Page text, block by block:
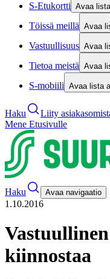
S-Etukortti Avaa
Töissä meillä Avaa
Vastuullisuus Avaa
Tietoa meistä Avaa
S-mobiili Avaa lista
Haku
Liity
Mene Etusivulle
Haku Avaa navigaatio
1.10.2016
kiinnostaa